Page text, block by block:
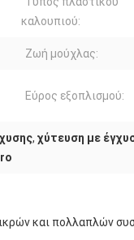
καλουπιού:
Ζωή μούχλας:
Εύρος εξοπλισμού:
, χύτευση με
και πολλαπλών